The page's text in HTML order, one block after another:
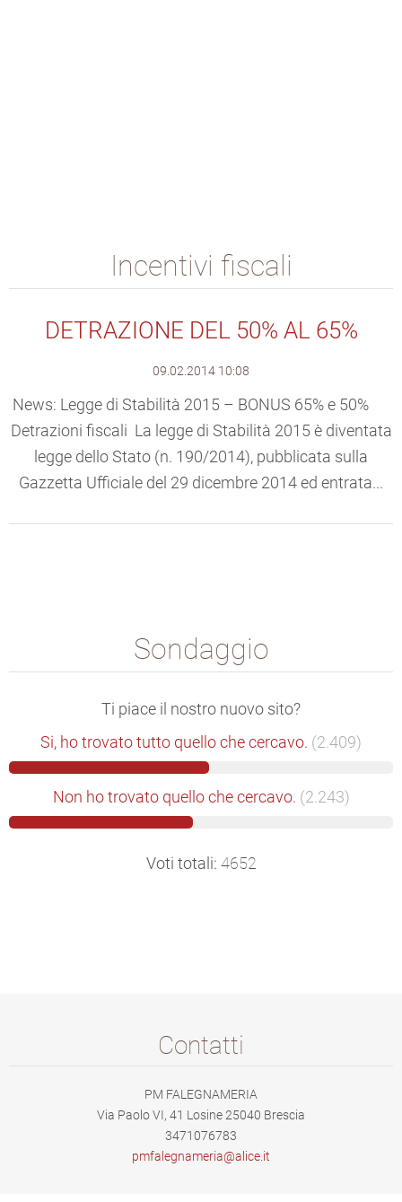
Incentivi fiscali
DETRAZIONE DEL 50% AL 65%
09.02.2014 10:08
News: Legge di Stabilità 2015 – BONUS 65% e 50%
Detrazioni fiscali La legge di Stabilità 2015 è diventata
legge dello Stato (n. 190/2014), pubblicata sulla
Gazzetta Ufficiale del 29 dicembre 2014 ed entrata...
Sondaggio
Ti piace il nostro nuovo sito?
Si, ho trovato tutto quello che cercavo. (2.409)
Non ho trovato quello che cercavo. (2.243)
Voti totali: 4652
Contatti
PM FALEGNAMERIA
Via Paolo VI, 41 Losine 25040 Brescia
3471076783
pmfalegnameria@a lice.it